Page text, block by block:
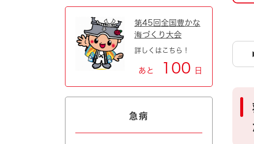
第45回全国豊かな
海づくり大会
詳しくはこちら！
あと 100 日
急病